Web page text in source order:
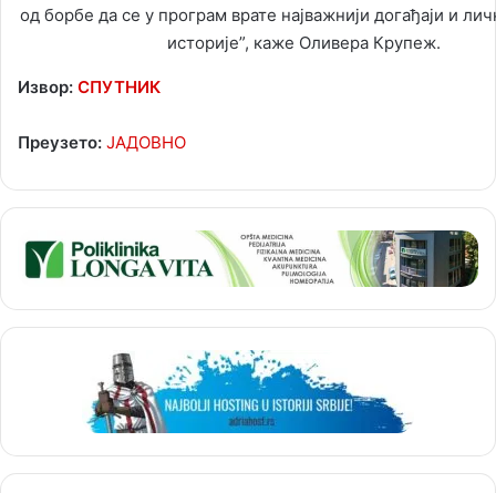
од борбе да се у програм врате најважнији догађаји и
историје”, каже Оливера Крупеж.
Извор: СПУТНИК
Преузето: ЈАДОВНО